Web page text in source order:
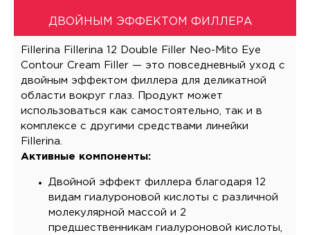
ДВОЙНЫМ ЭФФЕКТОМ ФИЛЛЕРА
Fillerina Fillerina 12 Double Filler Neo-Mito Eye
Contour Cream Filler — это повседневный уход с
двойным эффектом филлера для деликатной
области вокруг глаз. Продукт может
использоваться как самостоятельно, так и в
комплексе с другими средствами линейки
Fillerina.
Активные компоненты:
Двойной эффект филлера благодаря 12
видам гиалуроновой кислоты с различной
молекулярной массой и 2
предшественникам гиалуроновой кислоты,